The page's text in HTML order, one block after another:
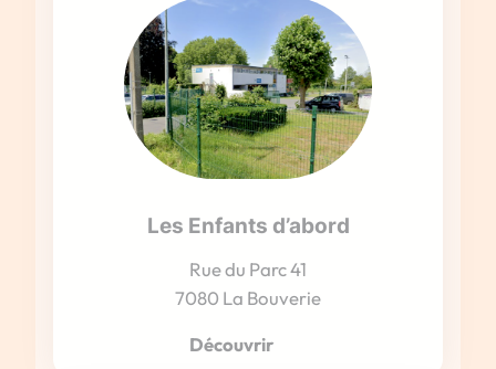
Les Enfants d’abord
Rue du Parc 41
7080 La Bouverie
Découvrir